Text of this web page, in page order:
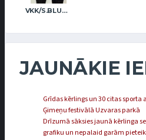
VKK/S.BLUMBERGA A.M.BRIEŽKALNS
JAUNĀKIE
Grīdas kērlings un 30 citas
Ģimeņu festivālā Uzvaras parkā
Drīzumā sāksies jaunā kērlinga
grafiku un nepalaid garām